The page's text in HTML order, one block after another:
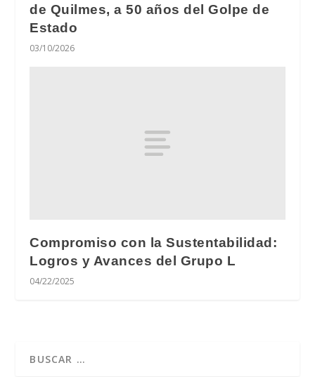
de Quilmes, a 50 años del Golpe de
Estado
03/10/2026
Compromiso con la Sustentabilidad:
Logros y Avances del Grupo L
04/22/2025